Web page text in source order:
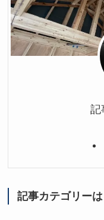
記
記事カテゴリーは